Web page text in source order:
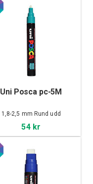
Uni Posca pc-5M
1,8-2,5 mm Rund udd
54 kr